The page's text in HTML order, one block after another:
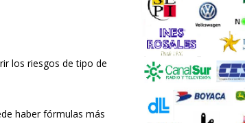
los riesgos de tipo de
haber fórmulas más